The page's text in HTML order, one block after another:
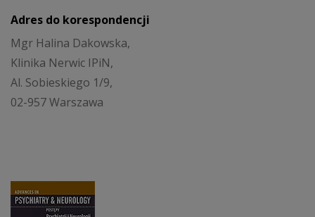
Adres do korespondencji
Mgr Halina Dakowska,
Klinika Nerwic IPiN,
Al. Sobieskiego 1/9,
02-957 Warszawa